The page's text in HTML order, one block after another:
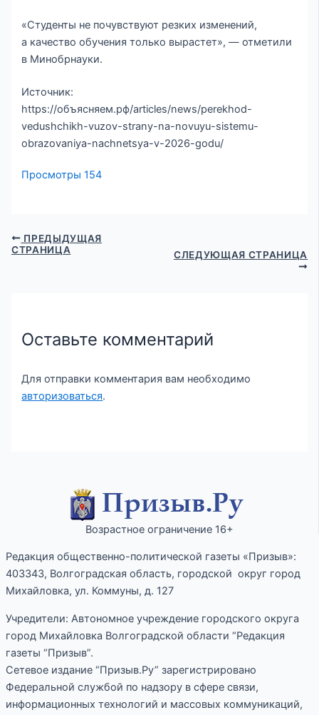
«Студенты не почувствуют резких изменений,
а качество обучения только вырастет», — отметили
в Минобрнауки.
Источник:
https://объясняем.рф/articles/news/perekhod-
vedushchikh-vuzov-strany-na-novuyu-sistemu-
obrazovaniya-nachnetsya-v-2026-godu/
Просмотры 154
ПРЕДЫДУЩАЯ
СТРАНИЦА
СЛЕДУЮЩАЯ СТРАНИЦА
Оставьте комментарий
Для отправки комментария вам необходимо
авторизоваться.
Возрастное ограничение 16+
Редакция общественно-политической газеты «Призыв»:
403343, Волгоградская область, городской округ город
Михайловка, ул. Коммуны, д. 127
Учредители: Автономное учреждение городского округа
город Михайловка Волгоградской области “Редакция
газеты “Призыв”.
Сетевое издание “Призыв.Ру” зарегистрировано
Федеральной службой по надзору в сфере связи,
информационных технологий и массовых коммуникаций,